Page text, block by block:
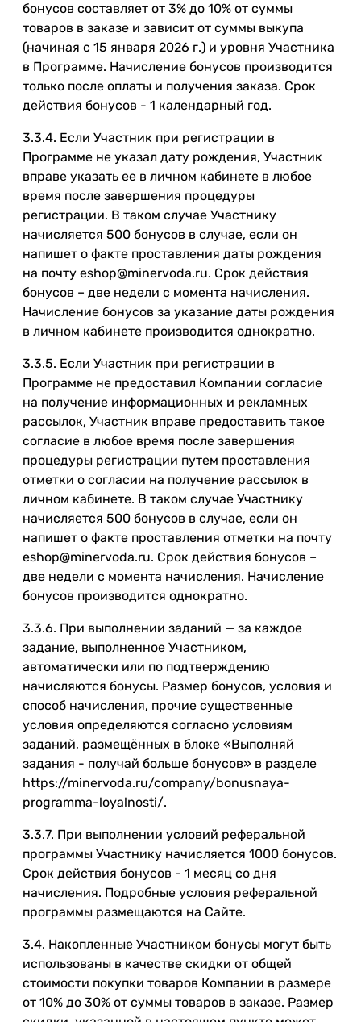
бонусов составляет от 3% до 10% от суммы
товаров в заказе и зависит от суммы выкупа
(начиная с 15 января 2026 г.) и уровня Участника
в Программе. Начисление бонусов производится
только после оплаты и получения заказа. Срок
действия бонусов - 1 календарный год.
3.3.4. Если Участник при регистрации в
Программе не указал дату рождения, Участник
вправе указать ее в личном кабинете в любое
время после завершения процедуры
регистрации. В таком случае Участнику
начисляется 500 бонусов в случае, если он
напишет о факте проставления даты рождения
на почту eshop@minervoda.ru. Срок действия
бонусов – две недели с момента начисления.
Начисление бонусов за указание даты рождения
в личном кабинете производится однократно.
3.3.5. Если Участник при регистрации в
Программе не предоставил Компании согласие
на получение информационных и рекламных
рассылок, Участник вправе предоставить такое
согласие в любое время после завершения
процедуры регистрации путем проставления
отметки о согласии на получение рассылок в
личном кабинете. В таком случае Участнику
начисляется 500 бонусов в случае, если он
напишет о факте проставления отметки на почту
eshop@minervoda.ru. Срок действия бонусов –
две недели с момента начисления. Начисление
бонусов производится однократно.
3.3.6. При выполнении заданий — за каждое
задание, выполненное Участником,
автоматически или по подтверждению
начисляются бонусы. Размер бонусов, условия и
способ начисления, прочие существенные
условия определяются согласно условиям
заданий, размещённых в блоке «Выполняй
задания - получай больше бонусов» в разделе
https://minervoda.ru/company/bonusnaya-
programma-loyalnosti/.
3.3.7. При выполнении условий реферальной
программы Участнику начисляется 1000 бонусов.
Срок действия бонусов - 1 месяц со дня
начисления. Подробные условия реферальной
программы размещаются на Сайте.
3.4. Накопленные Участником бонусы могут быть
использованы в качестве скидки от общей
стоимости покупки товаров Компании в размере
от 10% до 30% от суммы товаров в заказе. Размер